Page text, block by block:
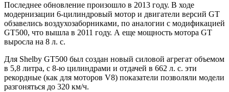
Последнее обновление произошло в 2013 году. В ходе
модернизации 6-цилиндровый мотор и двигатели версий GT
обзавелись воздухозаборниками, по аналогии с модификацией
GT500, что вышла в 2011 году. А еще мощность мотора GT
выросла на 8 л. с.
Для Shelby GT500 был создан новый силовой агрегат объемом
в 5,8 литра, с 8-ю цилиндрами и отдачей в 662 л. с. эти
рекордные (как для моторов V8) показатели позволяли модели
разгоняться до 320 км/ч.